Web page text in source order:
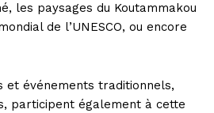
les paysages du Koutammakou
de l’UNESCO, ou encore
et événements traditionnels,
participent également à cette